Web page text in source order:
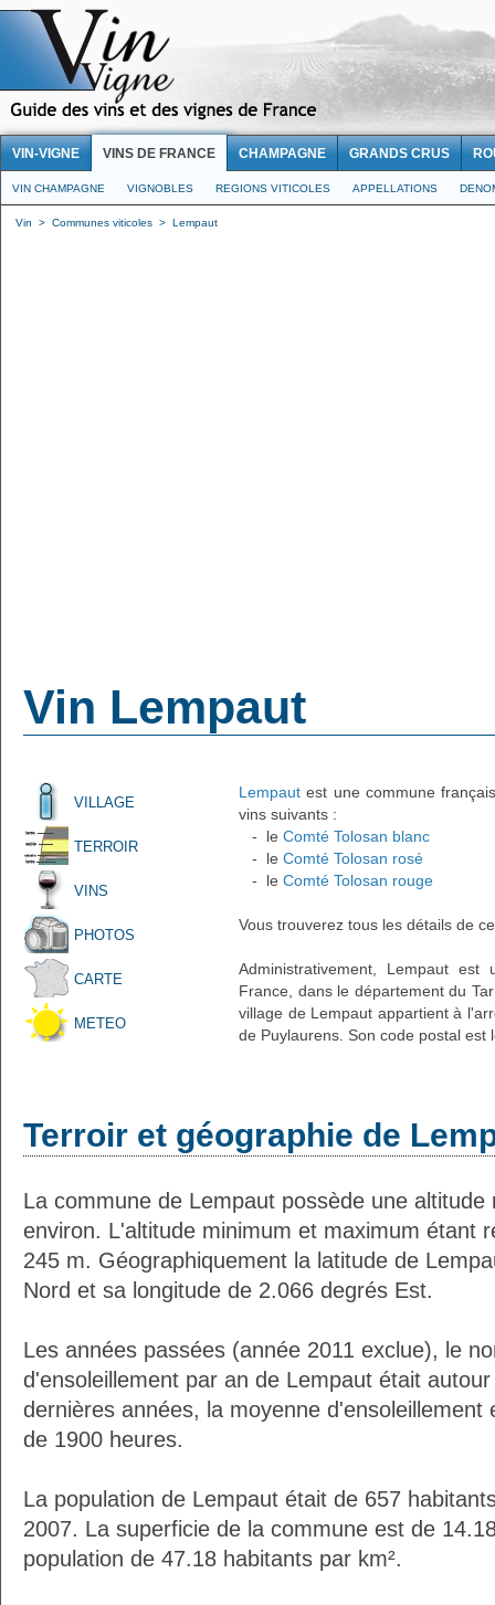
VIN-VIGNE VINS DE FRANCE CHAMPAGNE GRANDS CRUS
VIN CHAMPAGNE VIGNOBLES REGIONS VITICOLES APPELLATIONS
Vin > Communes viticoles > Lempaut
Vin Lempaut
VILLAGE
TERROIR
VINS
PHOTOS
CARTE
METEO
Lempaut est une commune
vins suivants :
- le Comté Tolosan blanc
- le Comté Tolosan rosé
- le Comté Tolosan rouge
Vous trouverez tous les détails de
Administrativement, Lempaut
France, dans le département du
village de Lempaut appartient à
de Puylaurens. Son code postal est
Terroir et géographie de
La commune de Lempaut possède une
environ. L'altitude minimum et maximum étant
245 m. Géographiquement la latitude de
Nord et sa longitude de 2.066 degrés Est.
Les années passées (année 2011 exclue), le
d'ensoleillement par an de Lempaut était
dernières années, la moyenne d'ensoleillement
de 1900 heures.
La population de Lempaut était de 657
2007. La superficie de la commune est de
population de 47.18 habitants par km².